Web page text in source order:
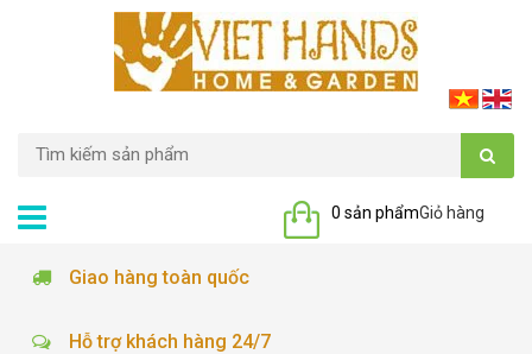
Giỏ hàng
0 sản phẩm
Giao hàng toàn quốc
Hỗ trợ khách hàng 24/7